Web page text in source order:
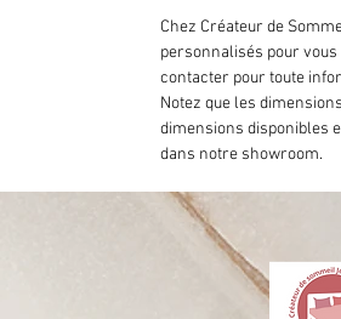
Chez Créateur de
personnalisés pour
contacter pour toute
Notez que les
dimensions disponibles
dans notre showroom.